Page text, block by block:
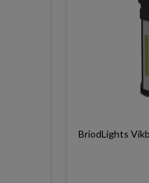
BriodLights